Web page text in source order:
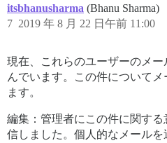
itsbhanusharma (Bhanu Sharma)
2019 年 8 月 22 日午前 11:00
7
現在、これらのユーザーのメ
んでいます。この件について
ます。
編集：管理者にこの件に関す
信しました。個人的なメール